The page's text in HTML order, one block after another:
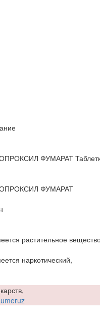
ФУМАРАТ
ФУМАРАТ
растительное
наркотический,